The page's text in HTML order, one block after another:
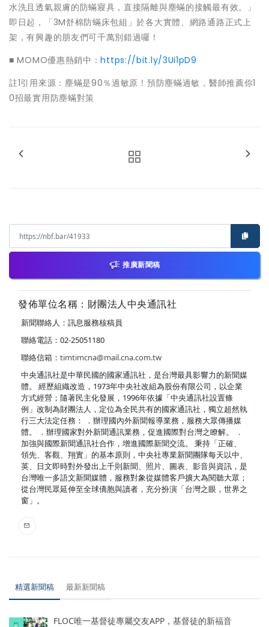
水洗且透氣親膚的防蟎寢具，直接隔離與塵蟎的接觸最有效。」
即日起，「3M舒棉防蟎床包組」於各大實體、網路通路正式上
架，有興趣的朋友們可千萬別錯過囉！
■ MOMO優惠熱銷中：https://bit.ly/3Ui1pD9
註1引用來源：塵蟎是90％過敏原！預防塵蟎過敏，醫師推薦你1
0招最實用防塵蟎對策
推廣新聞稿
發佈單位名稱：財團法人中央通訊社
新聞聯絡人：訊息服務核稿員
聯絡電話：02-25051180
聯絡信箱： timtimcna@mail.cna.com.tw
中央通訊社是中華民國的國家通訊社，是台灣最具影響力的新聞媒
體。 經歷組織改造，1973年中央社改組為股份有限公司，以企業
方式經營；隨著民主化發展，1996年依據「中央通訊社設置條
例」改制為財團法人，定位為全民共有的國家通訊社，獨立超然執
行三大法定任務： ．辦理國內外新聞報導業務，服務大眾傳播媒
體。 ．辦理國家對外新聞通訊業務，促進國際對台灣之瞭解。 ．
加強與國際新聞通訊社合作，增進國際新聞交流。 秉持「正確、
領先、客觀、翔實」的基本原則，中央社專業新聞團隊每天以中、
英、日文即時對外發出上千則新聞、照片、圖表、影音與資訊，是
台灣唯一多語文新聞媒體，服務對象從媒體客戶擴大為閱聽大眾；
從台灣民眾延伸至全球僑胞與讀者，充分扮演「台灣之眼，世界之
窗」。
精選新聞稿 最新新聞稿
FLOC唯一基督徒專屬交友APP，基督徒的新福音